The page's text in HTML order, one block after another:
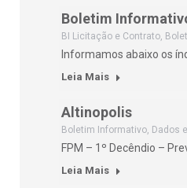
Boletim
BI Licitação e Contrato,
Informamos abaixo os
Leia Mais
Altinopolis
Boletim Informativo, Dados
FPM – 1º Decêndio –
Leia Mais